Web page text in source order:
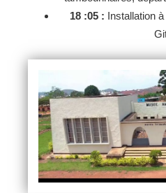
18 :05 : Installation